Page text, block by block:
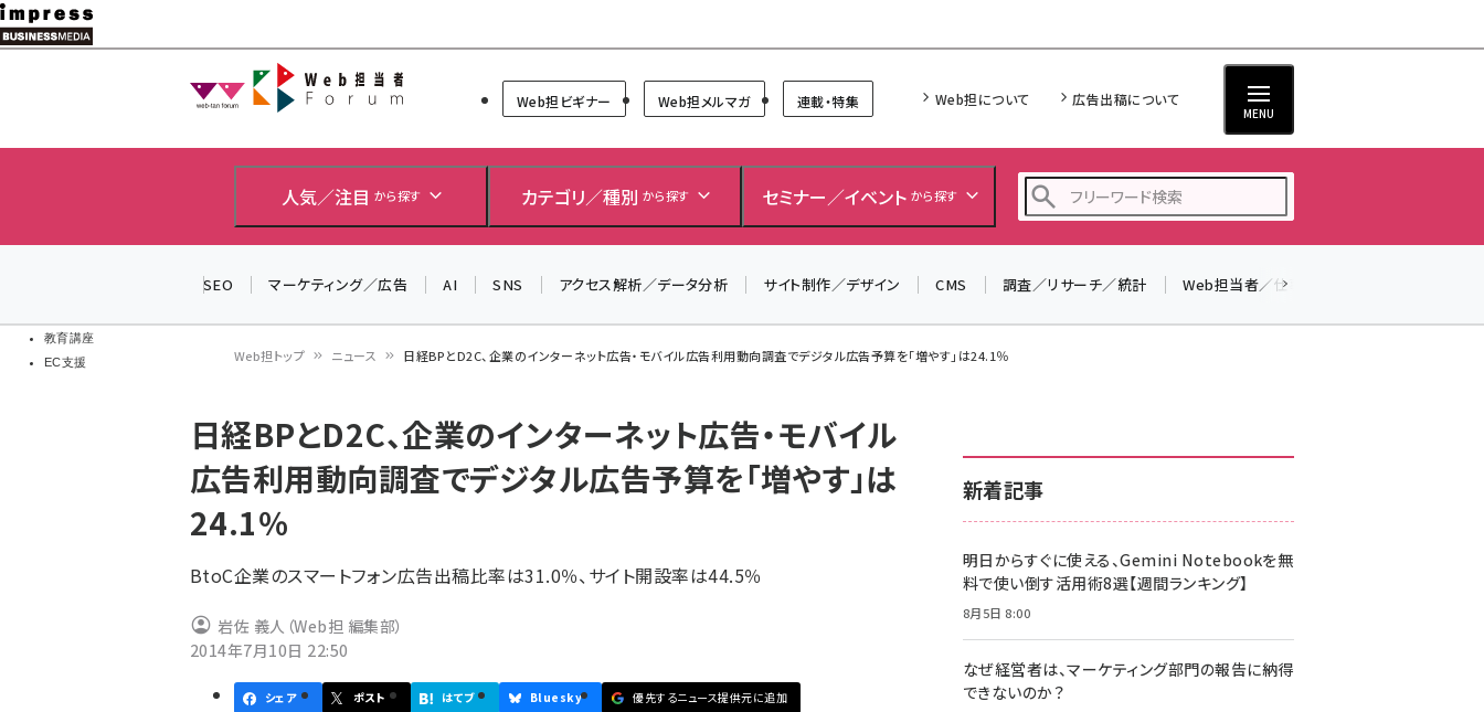
メ
イ
教育講座
EC支援
Web担当者Forum
Web担ビギナー Web担メルマガ 連載・特集 Web担について 広告出稿について
MENU
人気／注目 から探す カテゴリ／種別 から探す セミナー／イベント から探す
z世代 (1617)
meo (1274)
SEO マーケティング／広告 AI SNS アクセス解析／データ分析 サイト制作／デザイン CMS 調査／リサーチ／統計 Web担当者／仕事
ン
く
ず
Web担トップ ニュース 日経BPとD2C、企業のインターネット広告・モバイル広告利用動向調査でデジタル広告予算を「増やす」は24.1％
日経BPとD2C、企業のインターネット広告・モバイル
広告利用動向調査でデジタル広告予算を「増やす」は
24.1％
BtoC企業のスマートフォン広告出稿比率は31.0％、サイト開設率は44.5％
岩佐 義人（Web担 編集部）
2014年7月10日 22:50
シェア ポスト はてブ Bluesky 優先するニュース提供元に追加
新着記事
明日からすぐに使える、Gemini Notebookを無
料で使い倒す活用術8選【週間ランキング】
8月5日 8:00
なぜ経営者は、マーケティング部門の報告に納得
できないのか？
＼ 読者アンケートにご協力ください ／
7月24日で創刊20周年。ご回答者には抽選でプレゼントを
▼アンケートページはこちらから▼